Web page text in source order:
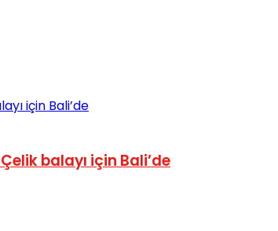
balayı için Bali’de